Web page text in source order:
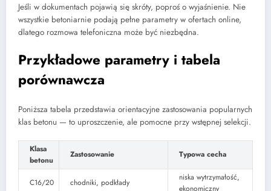
Jeśli w dokumentach pojawią się skróty, poproś o wyjaśnienie. Nie
wszystkie betoniarnie podają pełne parametry w ofertach online,
dlatego rozmowa telefoniczna może być niezbędna.
Przykładowe parametry i tabela
porównawcza
Poniższa tabela przedstawia orientacyjne zastosowania popularnych
klas betonu — to uproszczenie, ale pomocne przy wstępnej selekcji.
Klasa
betonu
Zastosowanie Typowa cecha
C16/20 chodniki, podkłady
niska wytrzymałość,
ekonomiczny